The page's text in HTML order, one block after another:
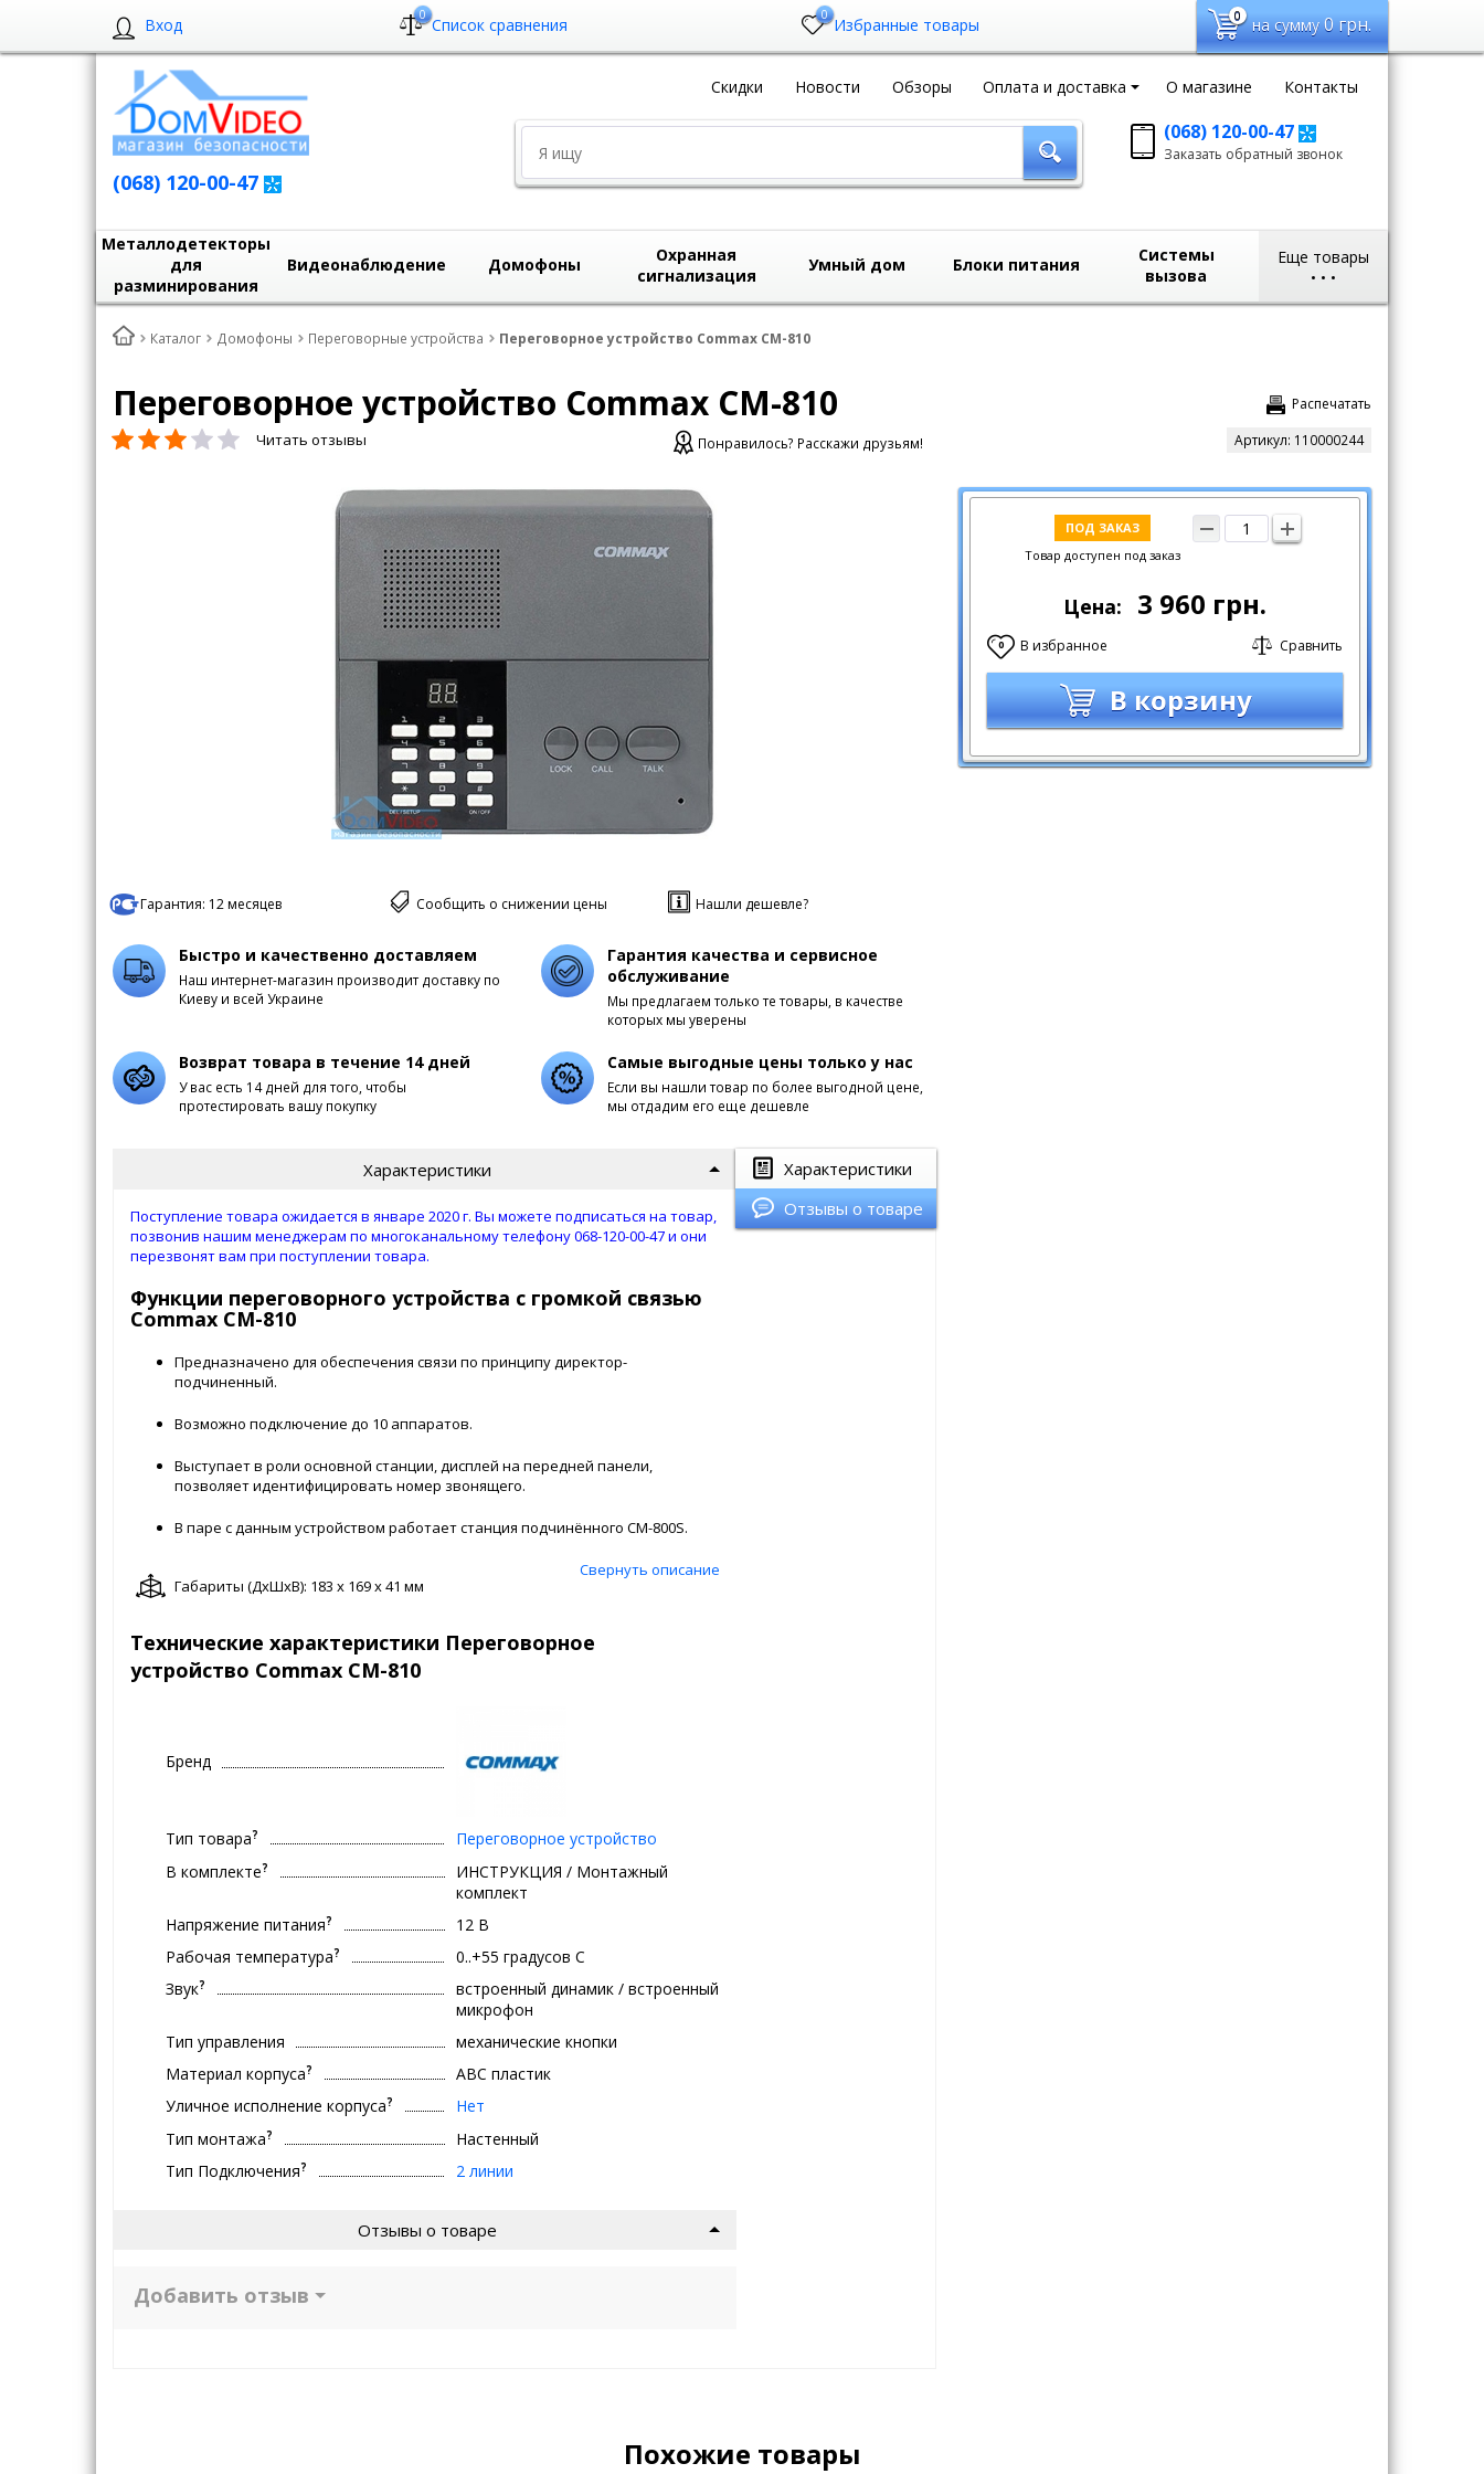
Вход 0 Список сравнения 0 Избранные товары 0 на сумму 0грн.
Скидки Новости Обзоры Оплата и доставка О магазине Контакты
(068) 120-00-47
(068) 120-00-47
Заказать обратный
Заказать обратный звонок
Еще товары
• • •
Металлодетекторы
для
разминирования
Видеонаблюдение Домофоны
Охранная
сигнализация
Умный дом Блоки питания
Системы
вызова
Каталог Домофоны Переговорные устройства Переговорное устройство Commax CM-810
Распечатать
Переговорное устройство Commax CM-810
Читать отзывы Понравилось? Расскажи друзьям! Артикул: 110000244
Гарантия: 12 месяцев Сообщить о снижении цены Нашли дешевле?
ПОД ЗАКАЗ
Товар доступен под заказ
Цена: 3 960 грн.
0 В избранное Сравнить
В корзину
Быстро и качественно доставляем
Наш интернет-магазин производит доставку по
Киеву и всей Украине
Гарантия качества и сервисное
обслуживание
Мы предлагаем только те товары, в качестве
которых мы уверены
Возврат товара в течение 14 дней
У вас есть 14 дней для того, чтобы
протестировать вашу покупку
Самые выгодные цены только у нас
Если вы нашли товар по более выгодной цене,
мы отдадим его еще дешевле
Характеристики
Отзывы о товаре
Характеристики
Поступление товара ожидается в январе 2020 г. Вы можете подписаться на товар,
позвонив нашим менеджерам по многоканальному телефону 068-120-00-47 и они
перезвонят вам при поступлении товара.
Функции переговорного устройства с громкой связью
Commax CM-810
Предназначено для обеспечения связи по принципу директор-
подчиненный.
Возможно подключение до 10 аппаратов.
Выступает в роли основной станции, дисплей на передней панели,
позволяет идентифицировать номер звонящего.
В паре с данным устройством работает станция подчинённого СМ-800S.
Свернуть описание
Габариты (ДxШxВ): 183 x 169 x 41 мм
Технические характеристики Переговорное
устройство Commax CM-810
Бренд
Тип товара?
Переговорное устройство
В комплекте?
ИНСТРУКЦИЯ / Монтажный
комплект
Напряжение питания?
12 В
Рабочая температура?
0..+55 градуcов С
Звук?
встроенный динамик / встроенный
микрофон
Тип управления
механические кнопки
Материал корпуса?
ABC пластик
Уличное исполнение корпуса?
Нет
Тип монтажа?
Настенный
Тип Подключения? 2 линии
Отзывы о товаре
Добавить отзыв
Похожие товары